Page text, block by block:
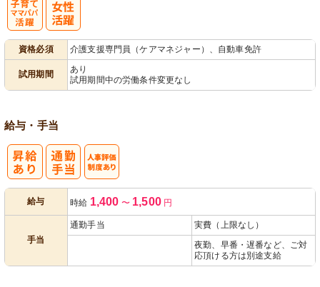
資格必須 介護支援専門員（ケアマネジャー）、自動車免許
試用期間
あり
試用期間中の労働条件変更なし
給与・手当
給与 時給 1,400 〜 1,500円
手当
通勤手当
実費（上限なし）
夜勤、早番・遅番など、ご対
応頂ける方は別途支給